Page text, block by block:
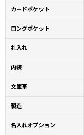
カードポケット
ロングポケット
札入れ
内装
文庫革
製造
名入れオプション